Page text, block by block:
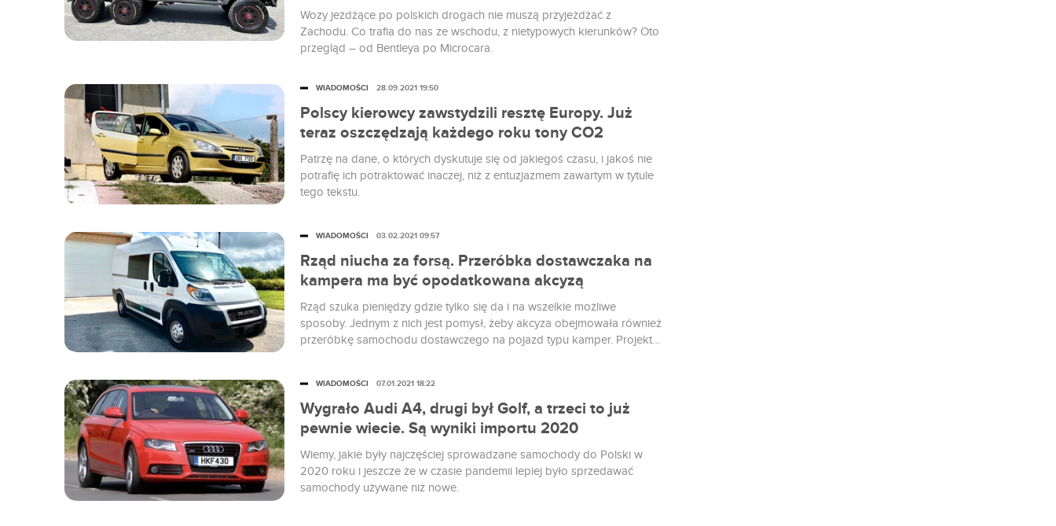
Wozy jeżdżące po polskich drogach nie muszą przyjeżdżać z
Zachodu. Co trafia do nas ze wschodu, z nietypowych kierunków? Oto
przegląd – od Bentleya po Microcara.
Polscy kierowcy zawstydzili resztę Europy. Już
teraz oszczędzają każdego roku tony CO2
Patrzę na dane, o których dyskutuje się od jakiegoś czasu, i jakoś nie
potrafię ich potraktować inaczej, niż z entuzjazmem zawartym w tytule
tego tekstu.
WIADOMOŚCI 28.09.2021 19:50
Rząd niucha za forsą. Przeróbka dostawczaka na
kampera ma być opodatkowana akcyzą
Rząd szuka pieniędzy gdzie tylko się da i na wszelkie możliwe
sposoby. Jednym z nich jest pomysł, żeby akcyza obejmowała również
przeróbkę samochodu dostawczego na pojazd typu kamper. Projekt
WIADOMOŚCI 03.02.2021 09:57
Wygrało Audi A4, drugi był Golf, a trzeci to już
pewnie wiecie. Są wyniki importu 2020
Wiemy, jakie były najczęściej sprowadzane samochody do Polski w
2020 roku i jeszcze że w czasie pandemii lepiej było sprzedawać
samochody używane niż nowe.
WIADOMOŚCI 07.01.2021 18:22